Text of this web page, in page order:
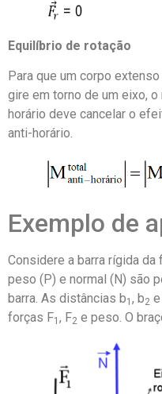
Equilíbrio de rotação
Para que um corpo
gire em torno de um eixo,
horário deve cancelar o
anti-horário.
Exemplo de
Considere a barra rígida
peso (P) e normal (N) são
barra. As distâncias b1 , b2
forças F1 , F2 e peso. O